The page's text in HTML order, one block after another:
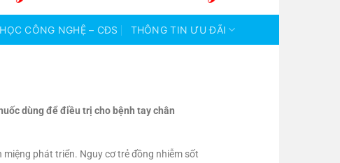
CÔNG NGHỆ – CĐS THÔNG TIN ƯU ĐÃI
dùng để điều trị cho bệnh tay chân
phát triển. Nguy cơ trẻ đồng nhiễm sốt